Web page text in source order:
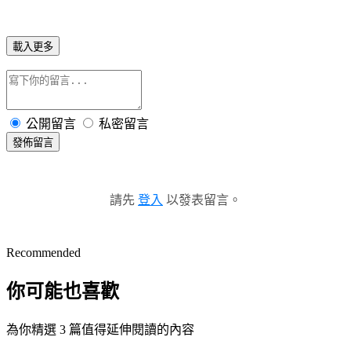
載入更多
公開留言 私密留言
發佈留言
請先 登入 以發表留言。
Recommended
你可能也喜歡
為你精選 3 篇值得延伸閱讀的內容